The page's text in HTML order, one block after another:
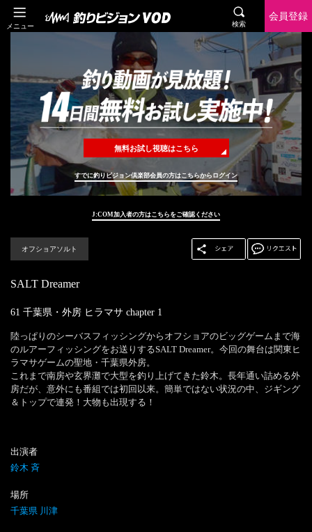
メニュー 検索
会員登録
無料お試し視聴はこちら
すでに釣りビジョン倶楽部会員の方はこちらからログイン
J:COM加入者の方はこちらをご確認ください
オフショアソルト
SALT Dreamer
61 千葉県・外房 ヒラマサ chapter 1
陸っぱりのシーバスフィッシングからオフショアのビッグゲームまで海
のルアーフィッシングをお送りするSALT Dreamer。今回の舞台は関東ヒ
ラマサゲームの聖地・千葉県外房。
これまで南房や玄界灘で大型を釣り上げてきた鈴木。長年通い詰める外
房だが、意外にも番組では初回以来。簡単ではない状況の中、ジギング
出演者
鈴木 斉
場所
千葉県 川津